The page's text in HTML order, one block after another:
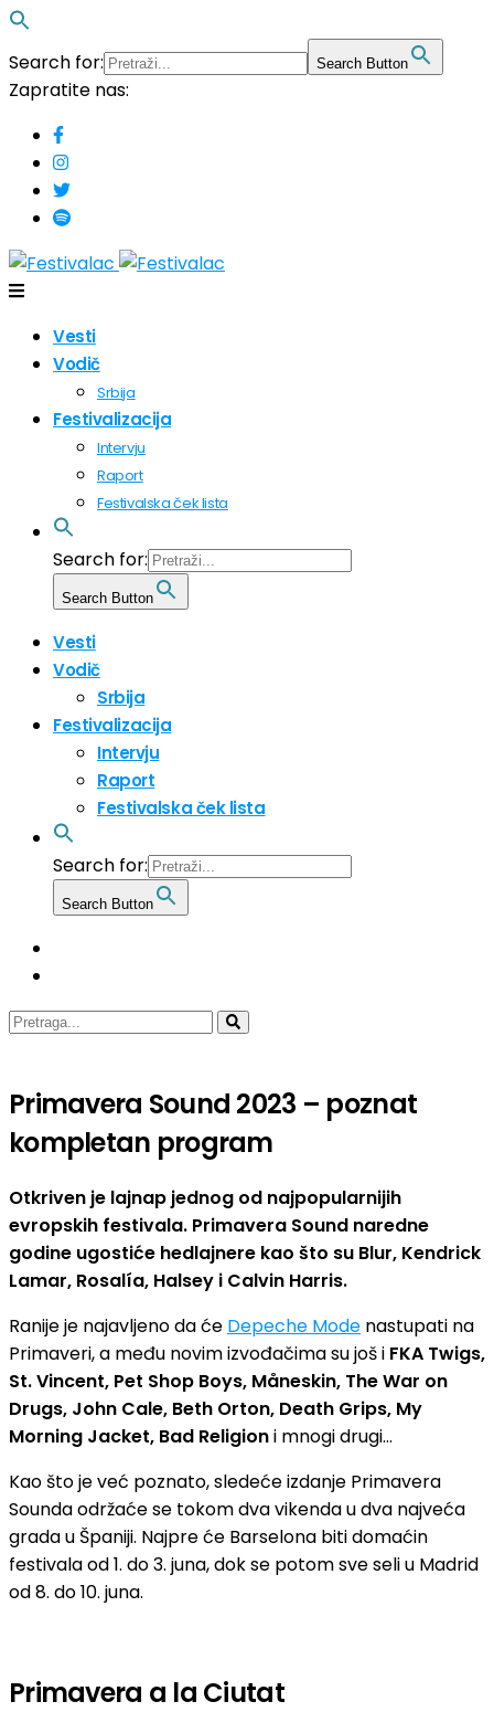
Search for: Search Button
Zapratite nas:
Vesti
Vodič
Srbija
Festivalizacija
Intervju
Raport
Festivalska ček lista
Search for:
Search Button
Vesti
Vodič
Srbija
Festivalizacija
Intervju
Raport
Festivalska ček lista
Search for:
Search Button
Primavera Sound 2023 – poznat
kompletan program
Otkriven je lajnap jednog od najpopularnijih
evropskih festivala. Primavera Sound naredne
godine ugostiće hedlajnere kao što su Blur, Kendrick
Lamar, Rosalía, Halsey i Calvin Harris.
Ranije je najavljeno da će Depeche Mode nastupati na
Primaveri, a među novim izvođačima su još i FKA Twigs,
St. Vincent, Pet Shop Boys, Måneskin, The War on
Drugs, John Cale, Beth Orton, Death Grips, My
Morning Jacket, Bad Religioni mnogi drugi…
Kao što je već poznato, sledeće izdanje Primavera
Sounda održaće se tokom dva vikenda u dva najveća
grada u Španiji. Najpre će Barselona biti domaćin
festivala od 1. do 3. juna, dok se potom sve seli u Madrid
od 8. do 10. juna.
Primavera a la Ciutat